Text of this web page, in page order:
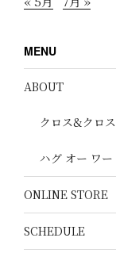
MENU
ABOUT
クロス&クロス
ハグ オー ワー
ONLINE STORE
SCHEDULE